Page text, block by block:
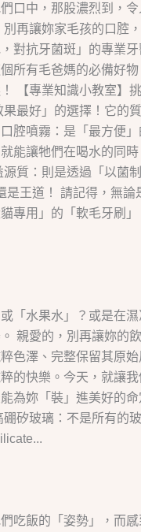
中，那股濃烈到，
再讓妳家毛孩的口
抗牙菌斑」的專業
有毛爸媽的必備好
【專業知識小教室
最好」的選擇！它
噴霧：是「最方便
讓牠們在喝水的同
質：則是透過「以
王道！ 請記得，無
用」的「軟毛牙刷
水果水」？或是在
親愛的，別再讓妳
澤、完整保留其原
快樂。今天，就讓
妳「裝」進美好的
玻璃：不是所有的
飯的「姿勢」，而